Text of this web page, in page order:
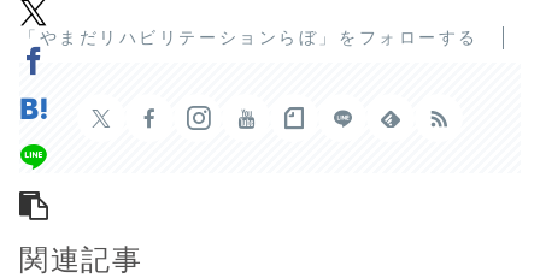
「やまだリハビリテーションらぼ」をフォローする
関連記事